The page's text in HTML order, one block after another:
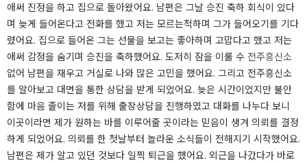
애써 진정을 하고 집으로 돌아왔어요. 남편은 그날 승진 축하 회식이 있다
며 늦게 들어온다고 전화를 했고 저는 모르는척하며 그가 들어오기를 기다
렸어요. 집으로 들어온 그는 선물을 보고는 좋아하며 고맙다고 했고 저는
애써 감정을 숨기며 승진을 축하했어요. 도저히 잠을 이룰 수 전주흥신소
없어 남편을 재우고 거실로 나와 많은 고민을 했어요. 그리고 전주흥신소
를 알아보고 대면을 통한 상담을 받게 되었어요. 늦은 시간이었지만 불안
함에 마음 졸이는 저를 위해 출장상담을 진행하였고 대화를 나누다 보니
이곳이라면 제가 원하는 바를 이루어줄 곳이라는 믿음이 생겨 의뢰를 결정
하게 되었어요. 의뢰를 한 첫날부터 놀라운 소식들이 전해지기 시작했어요.
남편은 제가 알고 있던 것보다 일찍 퇴근을 했어요. 외근을 나갔다가 바로